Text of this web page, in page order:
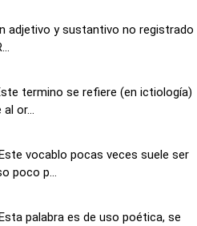
adjetivo y sustantivo no registrado
termino se refiere (en ictiología)
or...
vocablo pocas veces suele ser
poco p...
palabra es de uso poética, se